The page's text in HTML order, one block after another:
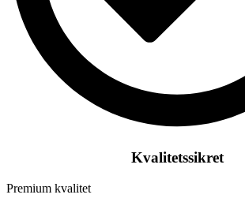
Kvalitetssikret
Premium kvalitet